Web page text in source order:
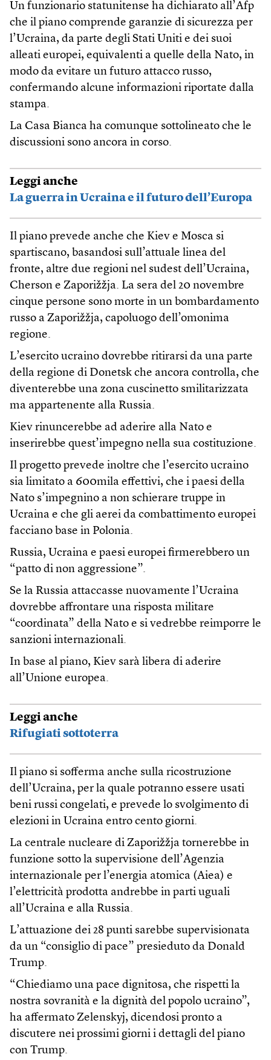
Un funzionario statunitense ha dichiarato all’Afp
che il piano comprende garanzie di sicurezza per
l’Ucraina, da parte degli Stati Uniti e dei suoi
alleati europei, equivalenti a quelle della Nato, in
modo da evitare un futuro attacco russo,
confermando alcune informazioni riportate dalla
stampa.
La Casa Bianca ha comunque sottolineato che le
discussioni sono ancora in corso.
Leggi anche
La guerra in Ucraina e il futuro dell’Europa
Il piano prevede anche che Kiev e Mosca si
spartiscano, basandosi sull’attuale linea del
fronte, altre due regioni nel sudest dell’Ucraina,
Cherson e Zaporižžja. La sera del 20 novembre
cinque persone sono morte in un bombardamento
russo a Zaporižžja, capoluogo dell’omonima
regione.
L’esercito ucraino dovrebbe ritirarsi da una parte
della regione di Donetsk che ancora controlla, che
diventerebbe una zona cuscinetto smilitarizzata
ma appartenente alla Russia.
Kiev rinuncerebbe ad aderire alla Nato e
inserirebbe quest’impegno nella sua costituzione.
Il progetto prevede inoltre che l’esercito ucraino
sia limitato a 600mila effettivi, che i paesi della
Nato s’impegnino a non schierare truppe in
Ucraina e che gli aerei da combattimento europei
facciano base in Polonia.
Russia, Ucraina e paesi europei firmerebbero un
“patto di non aggressione”.
Se la Russia attaccasse nuovamente l’Ucraina
dovrebbe affrontare una risposta militare
“coordinata” della Nato e si vedrebbe reimporre le
sanzioni internazionali.
In base al piano, Kiev sarà libera di aderire
all’Unione europea.
Leggi anche
Rifugiati sottoterra
Il piano si sofferma anche sulla ricostruzione
dell’Ucraina, per la quale potranno essere usati
beni russi congelati, e prevede lo svolgimento di
elezioni in Ucraina entro cento giorni.
La centrale nucleare di Zaporižžja tornerebbe in
funzione sotto la supervisione dell’Agenzia
internazionale per l’energia atomica (Aiea) e
l’elettricità prodotta andrebbe in parti uguali
all’Ucraina e alla Russia.
L’attuazione dei 28 punti sarebbe supervisionata
da un “consiglio di pace” presieduto da Donald
Trump.
“Chiediamo una pace dignitosa, che rispetti la
nostra sovranità e la dignità del popolo ucraino”,
ha affermato Zelenskyj, dicendosi pronto a
discutere nei prossimi giorni i dettagli del piano
con Trump.